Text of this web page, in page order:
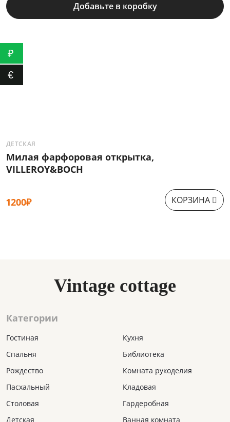
Добавьте в коробку
ДЕТСКАЯ
Милая фарфоровая открытка,
VILLEROY&BOCH
1200₽ КОРЗИНА
Vintage cottage
Категории
Гостиная
Спальня
Рождество
Пасхальный
Столовая
Детская
Кухня
Библиотека
Комната рукоделия
Кладовая
Гардеробная
Ванная комната
₽
€